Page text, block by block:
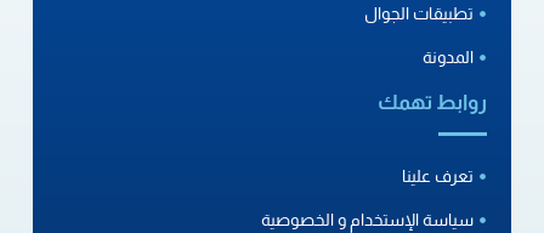
تطبيقات الجوال
المدونة
روابط تهمك
تعرف علينا
سياسة الإستخدام و الخصوصية